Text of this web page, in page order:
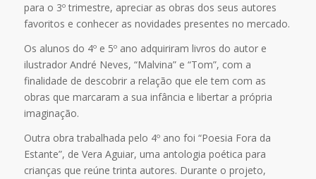
para o 3º trimestre, apreciar as obras dos seus autores
favoritos e conhecer as novidades presentes no mercado.
Os alunos do 4º e 5º ano adquiriram livros do autor e
ilustrador André Neves, “Malvina” e “Tom”, com a
finalidade de descobrir a relação que ele tem com as
obras que marcaram a sua infância e libertar a própria
imaginação.
Outra obra trabalhada pelo 4º ano foi “Poesia Fora da
Estante”, de Vera Aguiar, uma antologia poética para
crianças que reúne trinta autores. Durante o projeto,